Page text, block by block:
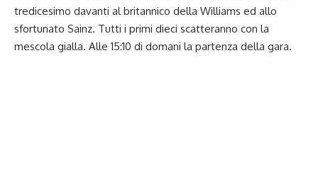
tredicesimo davanti al britannico della Williams ed allo
sfortunato Sainz. Tutti i primi dieci scatteranno con la
mescola gialla. Alle 15:10 di domani la partenza della gara.